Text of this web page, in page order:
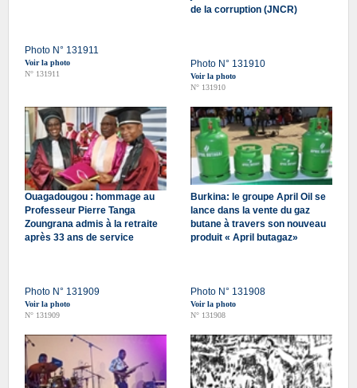
Photo N° 131911
Voir la photo
N° 131911
de la corruption (JNCR)
Photo N° 131910
Voir la photo
N° 131910
Ouagadougou : hommage au
Professeur Pierre Tanga
Zoungrana admis à la retraite
après 33 ans de service
Photo N° 131909
Voir la photo
N° 131909
Burkina: le groupe April Oil se
lance dans la vente du gaz
butane à travers son nouveau
produit « April butagaz»
Photo N° 131908
Voir la photo
N° 131908